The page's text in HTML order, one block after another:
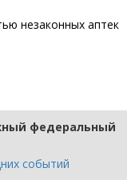
незаконных аптек
федеральный
событий